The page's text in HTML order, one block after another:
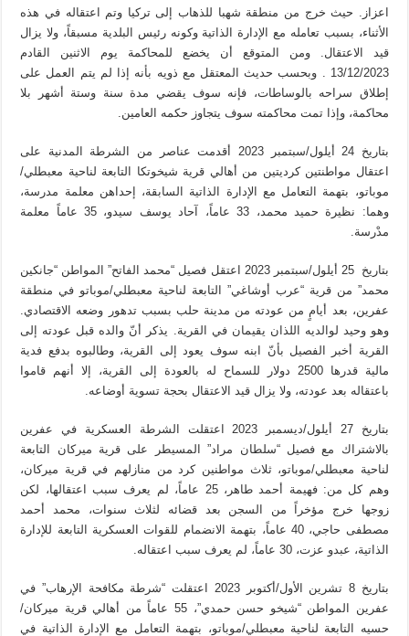
اعزاز. حيث خرج من منطقة شهبا للذهاب إلى تركيا وتم اعتقاله في هذه
الأثناء، بسبب تعامله مع الإدارة الذاتية وكونه رئيس البلدية مسبقاً، ولا يزال
قيد الاعتقال. ومن المتوقع أن يخضع للمحاكمة يوم الاثنين القادم
13/12/2023 . وبحسب حديث المعتقل مع ذويه بأنه إذا لم يتم العمل على
إطلاق سراحه بالوساطات، فإنه سوف يقضي مدة سنة وستة أشهر بلا
محاكمة، وإذا تمت محاكمته سوف يتجاوز حكمه العامين.
بتاريخ 24 أيلول/سبتمبر 2023 أقدمت عناصر من الشرطة المدنية على
اعتقال مواطنتين كرديتين من أهالي قرية شيخوتكا التابعة لناحية معبطلي/
موباتو، بتهمة التعامل مع الإدارة الذاتية السابقة، إحداهن معلمة مدرسة،
وهما: نظيرة حميد محمد، 33 عاماً، آحاد يوسف سيدو، 35 عاماً معلمة
مدْرسة.
بتاريخ 25 أيلول/سبتمبر 2023 اعتقل فصيل “محمد الفاتح” المواطن “جانكين
محمد” من قرية “عرب أوشاغي” التابعة لناحية معبطلي/موباتو في منطقة
عفرين، بعد أيامٍ من عودته من مدينة حلب بسبب تدهور وضعه الاقتصادي.
وهو وحيد لوالديه اللذان يقيمان في القرية. يذكر أنّ والده قبل عودته إلى
القرية أخبر الفصيل بأنّ ابنه سوف يعود إلى القرية، وطالبوه بدفع فدية
مالية قدرها 2500 دولار للسماح له بالعودة إلى القرية، إلا أنهم قاموا
باعتقاله بعد عودته، ولا يزال قيد الاعتقال بحجة تسوية أوضاعه.
بتاريخ 27 أيلول/ديسمبر 2023 اعتقلت الشرطة العسكرية في عفرين
بالاشتراك مع فصيل “سلطان مراد” المسيطر على قرية ميركان التابعة
لناحية معبطلي/موباتو، ثلاث مواطنين كرد من منازلهم في قرية ميركان،
وهم كل من: فهيمة أحمد طاهر، 25 عاماً، لم يعرف سبب اعتقالها، لكن
زوجها خرج مؤخراً من السجن بعد قضائه لثلاث سنوات، محمد أحمد
مصطفى حاجي، 40 عاماً، بتهمة الانضمام للقوات العسكرية التابعة للإدارة
الذاتية، عبدو عزت، 30 عاماً، لم يعرف سبب اعتقاله.
بتاريخ 8 تشرين الأول/أكتوبر 2023 اعتقلت “شرطة مكافحة الإرهاب” في
عفرين المواطن “شيخو حسن حمدي”، 55 عاماً من أهالي قرية ميركان/
حسيه التابعة لناحية معبطلي/موباتو، بتهمة التعامل مع الإدارة الذاتية في